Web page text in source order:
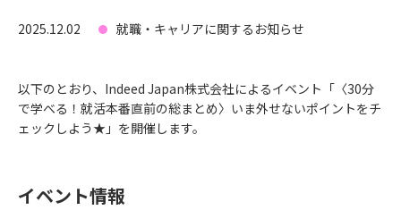
2025.12.02 就職・キャリアに関するお知らせ
以下のとおり、Indeed Japan株式会社によるイベント「〈30分
で学べる！就活本番直前の総まとめ〉いま外せないポイントをチ
ェックしよう★」を開催します。
イベント情報